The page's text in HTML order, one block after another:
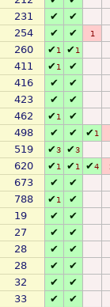
231 ✔
✔
254 ✔ ✔ 1
260 ✔1 ✔1
411 ✔1
✔
416 ✔
✔
423 ✔
✔
462 ✔1
✔
498 ✔ ✔ ✔1
519 ✔3 ✔3
620 ✔1 ✔1 ✔4
673 ✔
✔
788 ✔1
✔
19 ✔
✔
27 ✔
✔
28 ✔
✔
28 ✔
✔
32 ✔
✔
33 ✔
✔